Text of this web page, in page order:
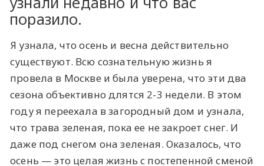
поразило.
Я узнала, что осень и весна действительно
существуют. Всю сознательную жизнь я
провела в Москве и была уверена, что эти два
сезона объективно длятся 2-3 недели. В этом
году я переехала в загородный дом и узнала,
что трава зеленая, пока ее не закроет снег. И
даже под снегом она зеленая. Оказалось, что
осень — это целая жизнь с постепенной сменой